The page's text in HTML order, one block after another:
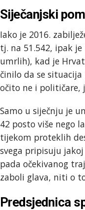
Siječanjski
Iako je 2016.
tj. na 51.542, ipak
umrlih), kad je
činilo da se
očito ne i političare,
Samo u siječnju je
42 posto više nego
tijekom proteklih
svega pripisuju
pada očekivanog
zaboli glava, niti o
Predsjednica